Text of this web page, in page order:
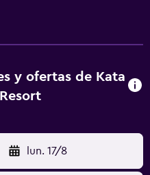
al aire libre además de
las actividades de
y ofertas de Kata
lun. 17/8